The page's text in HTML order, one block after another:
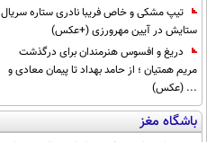
تیپ مشکی و خاص فریبا نادری ستاره سریال
ستایش در آیین مهرورزی (+عکس)
دریغ و افسوس هنرمندان برای درگذشت
مریم همتیان ؛ از حامد بهداد تا پیمان معادی و
... (عکس)
باشگاه مغز